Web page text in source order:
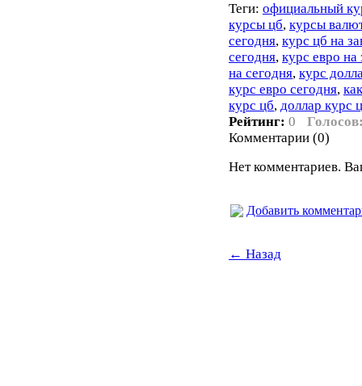
Теги: официальный
курсы цб, курсы
сегодня, курс цб на
сегодня, курс евро на
на сегодня, курс
курс евро сегодня,
курс цб, доллар курс
Рейтинг: 0
Комментарии (0)
Нет комментариев.
Добавить
← Назад